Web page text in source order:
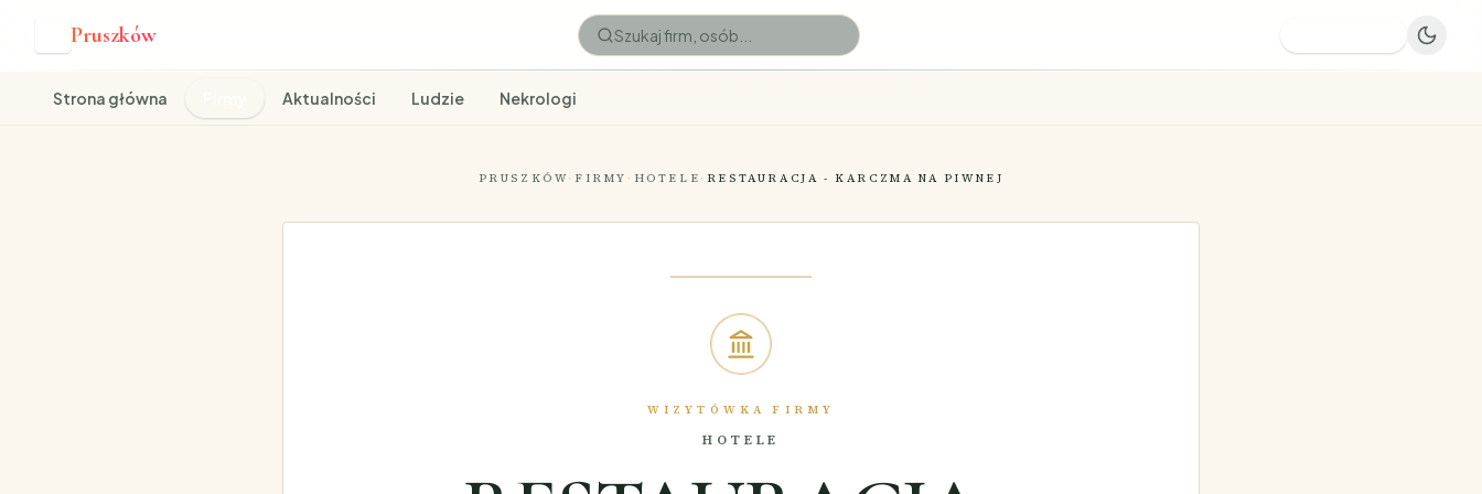
Pruszków
Strona główna Aktualności Ludzie Nekrologi
PRUSZKÓW· FIRMY · HOTELE · RESTAURACJA - KARCZMA NA PIWNEJ
WIZYTÓWKA FIRMY
HOTELE